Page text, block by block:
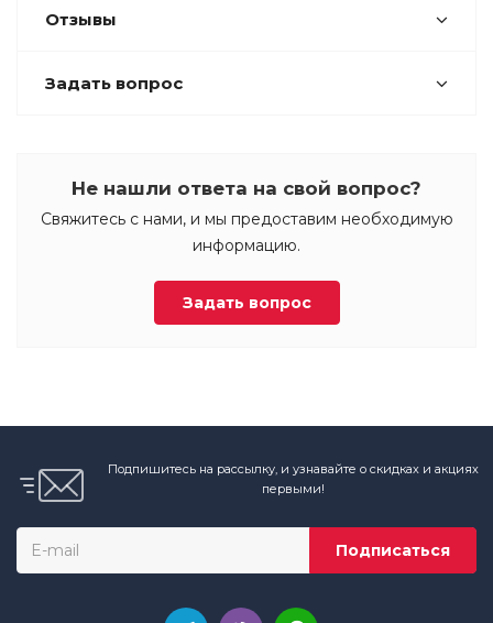
Отзывы
Задать вопрос
Не нашли ответа на свой вопрос?
Свяжитесь с нами, и мы предоставим необходимую
информацию.
Задать вопрос
Подпишитесь на рассылку, и узнавайте о скидках и акциях
первыми!